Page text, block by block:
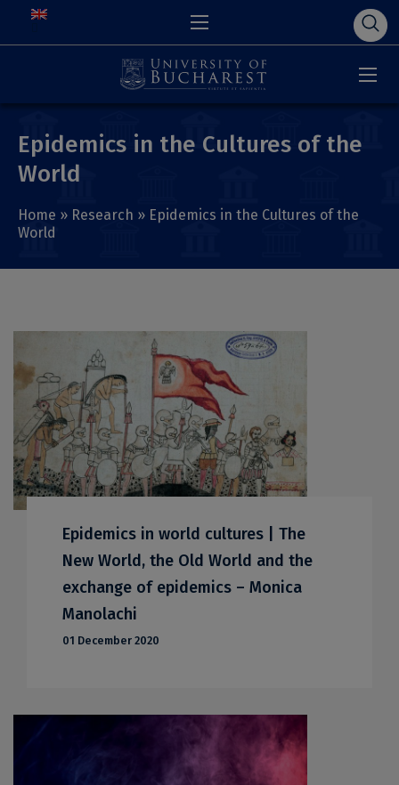
Epidemics in the Cultures of the
World
Home » Research » Epidemics in the Cultures of the
World
Epidemics in world cultures | The
New World, the Old World and the
exchange of epidemics – Monica
Manolachi
01 December 2020